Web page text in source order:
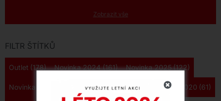
Zobrazit vše
FILTR ŠTÍTKŮ
Outlet (178) Novinka 2024 (161) Novinka 2025 (122)
Novinka 2022 Novinka 2023 (85) Novinka 2020 (61)